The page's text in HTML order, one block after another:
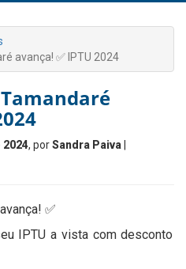
avança! ✅ IPTU 2024
2024, porSandra Paiva
✅
IPTU a vista com desconto